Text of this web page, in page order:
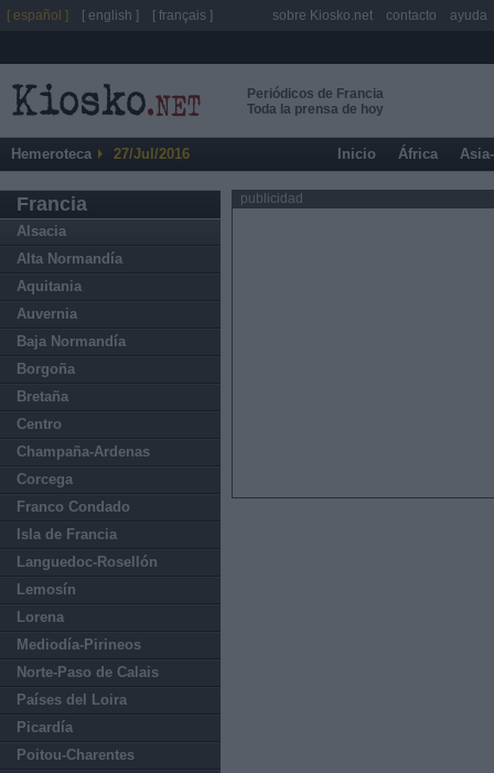
Periódicos de Francia
Toda la prensa de hoy
Hemeroteca 27/Jul/2016 Inicio África
Francia
Alsacia
Alta Normandía
Aquitania
Auvernia
Baja Normandía
Borgoña
Bretaña
Centro
Champaña-Ardenas
Corcega
Franco Condado
Isla de Francia
Languedoc-Rosellón
Lemosín
Lorena
Mediodía-Pirineos
Norte-Paso de Calais
Países del Loira
Picardía
Poitou-Charentes
publicidad
[ español ] [ english ] [ français ] sobre Kiosko.net contacto ayuda